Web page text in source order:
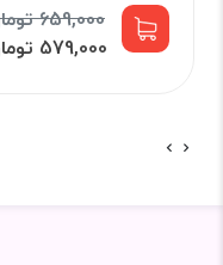
659,000 تومان
579,000 تومان